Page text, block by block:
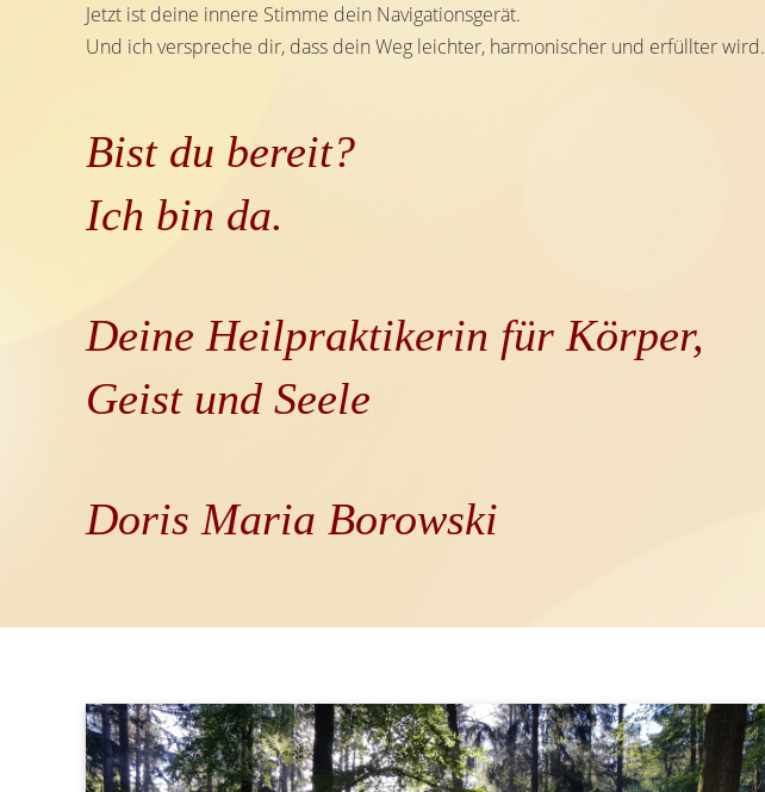
Jetzt ist deine innere Stimme dein Navigationsgerät.
Und ich verspreche dir, dass dein Weg leichter, harmonischer und erfüllter wird.
Bist du bereit?
Ich bin da.
Deine Heilpraktikerin für Körper,
Geist und Seele
Doris Maria Borowski